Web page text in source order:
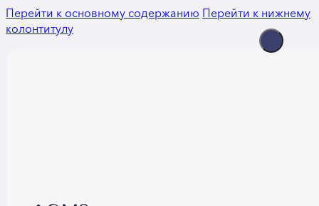
Перейти к основному содержаниюПерейти к нижнему
колонтитулу